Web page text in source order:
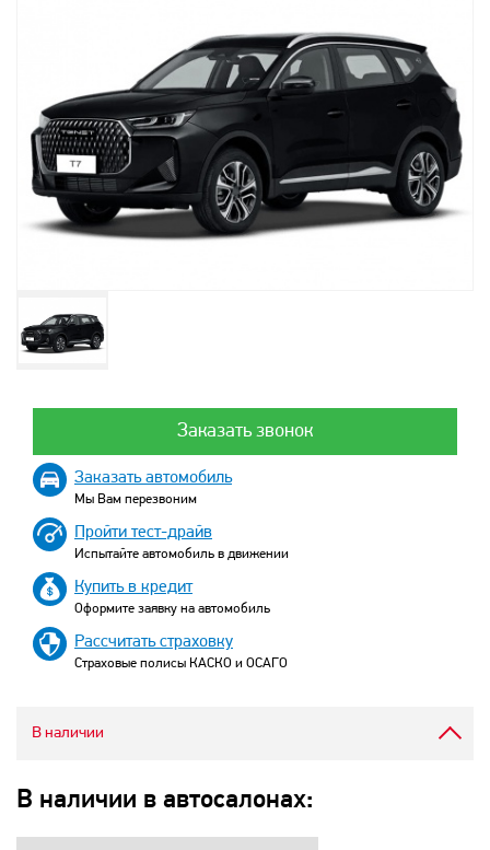
Заказать звонок
Заказать автомобиль
Мы Вам перезвоним
Пройти тест-драйв
Испытайте автомобиль в движении
Купить в кредит
Оформите заявку на автомобиль
Рассчитать страховку
Страховые полисы КАСКО и ОСАГО
В наличии
В наличии в автосалонах: